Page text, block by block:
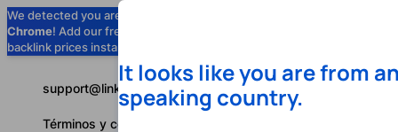
We detected you are using
Chrome! Add our free extension to check
backlink prices instantly as you browse.
support@linkbuilder.com
Términos y condiciones
It looks like you are from
speaking country.